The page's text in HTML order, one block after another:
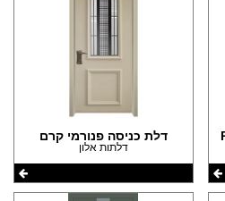
דלת כניסה פנורמי קרם
דלתות אלון